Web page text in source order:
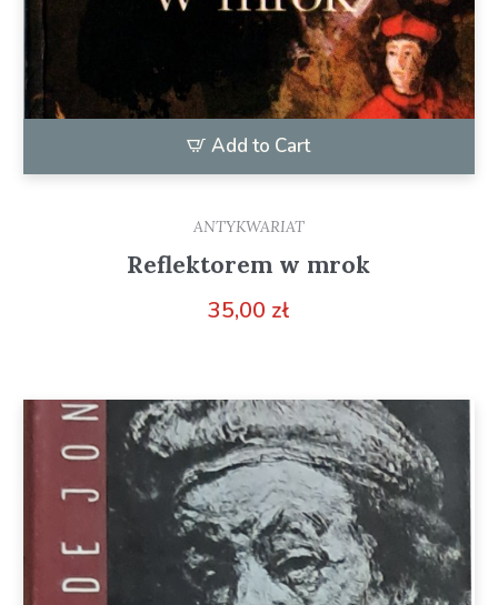
Add to Cart
ANTYKWARIAT
Reflektorem w mrok
35,00 zł